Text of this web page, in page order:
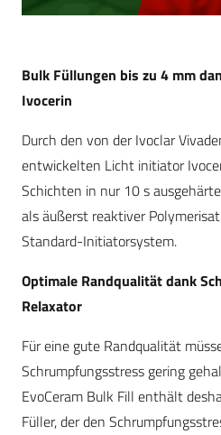
Bulk Füllungen bis zu 4 mm
Ivocerin
Durch den von der Ivoclar
entwickelten Licht initiator
Schichten in nur 10 s
als äußerst reaktiver
Standard-Initiatorsystem.
Optimale Randqualität dank
Relaxator
Für eine gute Randqualität
Schrumpfungsstress gering
EvoCeram Bulk Fill enthält
Füller, der den